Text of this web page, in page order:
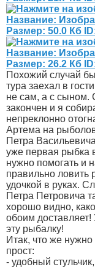
Похожий случай
тура заехал в
не сам, а с сыном.
закончен и я
непреклонно
Артема на
Петра
уже первая рыбка
нужно помогать и
правильно ловить
удочкой в руках.
Петра Петровича
хорошо видно,
обоим
эту рыбалку!
Итак, что же
прост:
- удобный